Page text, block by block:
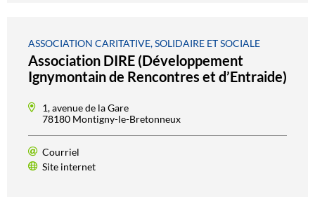
ASSOCIATION CARITATIVE, SOLIDAIRE ET SOCIALE
Association DIRE (Développement
Ignymontain de Rencontres et d’Entraide)
1, avenue de la Gare
78180 Montigny-le-Bretonneux
Courriel
Site internet